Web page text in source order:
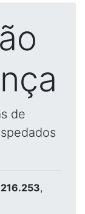
de
,